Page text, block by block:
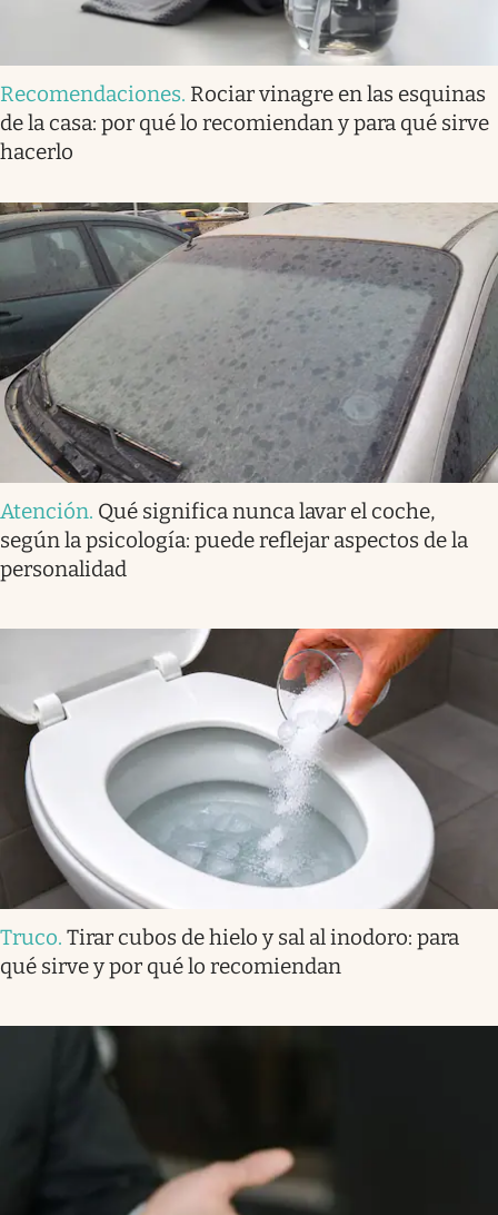
Recomendaciones. Rociar vinagre en las esquinas
de la casa: por qué lo recomiendan y para qué sirve
hacerlo
Atención. Qué significa nunca lavar el coche,
según la psicología: puede reflejar aspectos de la
personalidad
Truco. Tirar cubos de hielo y sal al inodoro: para
qué sirve y por qué lo recomiendan